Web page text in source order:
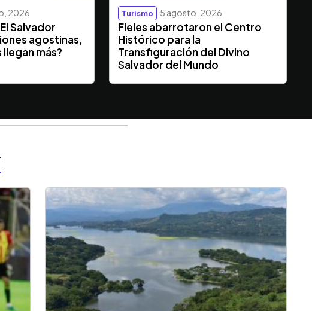
2026
Salvador
agostinas,
más?
Turismo 5 agosto, 2026
Fieles abarrotaron el Centro
Histórico para la
Transfiguración del Divino
Salvador del Mundo